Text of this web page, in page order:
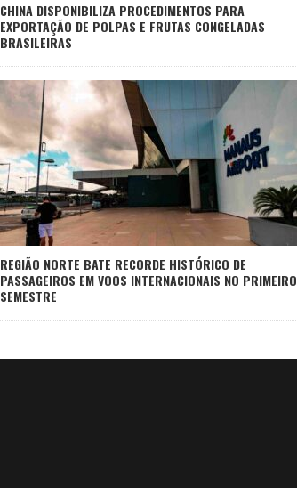
CHINA DISPONIBILIZA PROCEDIMENTOS PARA
EXPORTAÇÃO DE POLPAS E FRUTAS CONGELADAS
BRASILEIRAS
REGIÃO NORTE BATE RECORDE HISTÓRICO DE
PASSAGEIROS EM VOOS INTERNACIONAIS NO PRIMEIRO
SEMESTRE